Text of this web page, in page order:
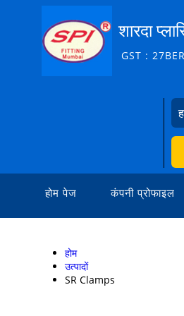
शारदा
GST :
होम पेज कंपनी प्रोफाइल
होम
उत्पादों
SR Clamps